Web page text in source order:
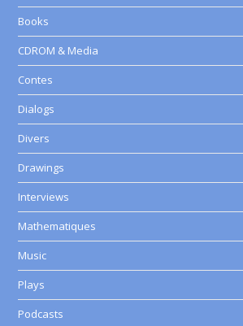
Books
CDROM & Media
Contes
Dialogs
Divers
Drawings
Interviews
Mathematiques
Music
Plays
Podcasts